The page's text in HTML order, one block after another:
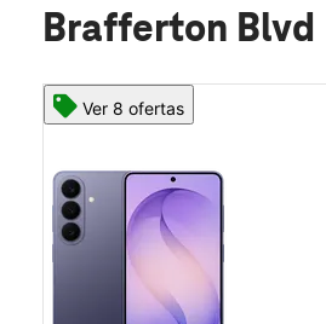
Brafferton Blvd
Ver 8 ofertas